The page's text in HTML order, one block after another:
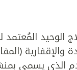
الوحيد
والإقفارية
الذي يسمى